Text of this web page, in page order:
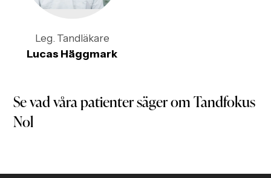
Leg. Tandläkare
Lucas Häggmark
Se vad våra patienter säger om Tandfokus
Nol